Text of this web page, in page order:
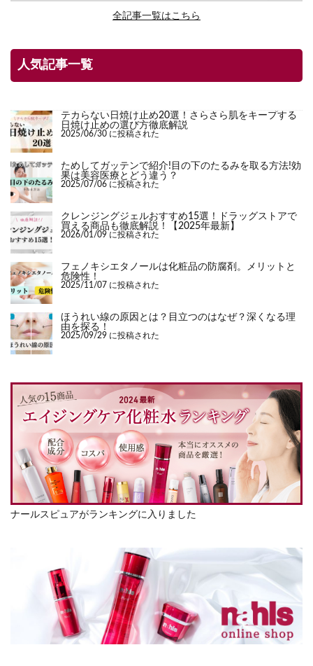
全記事一覧はこちら
人気記事一覧
テカらない日焼け止め20選！さらさら肌をキープする
日焼け止めの選び方徹底解説
2025/06/30 に投稿された
ためしてガッテンで紹介!目の下のたるみを取る方法!効
果は美容医療とどう違う？
2025/07/06 に投稿された
クレンジングジェルおすすめ15選！ドラッグストアで
買える商品も徹底解説！【2025年最新】
2026/01/09 に投稿された
フェノキシエタノールは化粧品の防腐剤。メリットと
危険性！
2025/11/07 に投稿された
ほうれい線の原因とは？目立つのはなぜ？深くなる理
由を探る！
2025/09/29 に投稿された
ナールスピュアがランキングに入りました